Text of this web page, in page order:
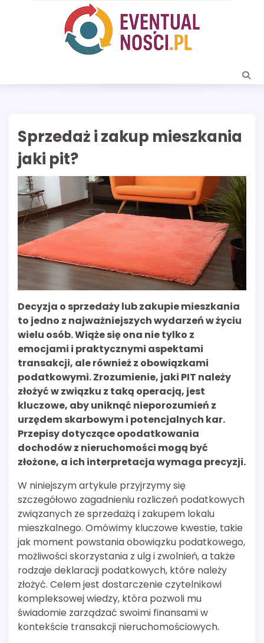
Sprzedaż i zakup mieszkania
jaki pit?
Decyzja o sprzedaży lub zakupie mieszkania
to jedno z najważniejszych wydarzeń w życiu
wielu osób. Wiąże się ona nie tylko z
emocjami i praktycznymi aspektami
transakcji, ale również z obowiązkami
podatkowymi. Zrozumienie, jaki PIT należy
złożyć w związku z taką operacją, jest
kluczowe, aby uniknąć nieporozumień z
urzędem skarbowym i potencjalnych kar.
Przepisy dotyczące opodatkowania
dochodów z nieruchomości mogą być
złożone, a ich interpretacja wymaga precyzji.
W niniejszym artykule przyjrzymy się
szczegółowo zagadnieniu rozliczeń podatkowych
związanych ze sprzedażą i zakupem lokalu
mieszkalnego. Omówimy kluczowe kwestie, takie
jak moment powstania obowiązku podatkowego,
możliwości skorzystania z ulg i zwolnień, a także
rodzaje deklaracji podatkowych, które należy
złożyć. Celem jest dostarczenie czytelnikowi
kompleksowej wiedzy, która pozwoli mu
świadomie zarządzać swoimi finansami w
kontekście transakcji nieruchomościowych.